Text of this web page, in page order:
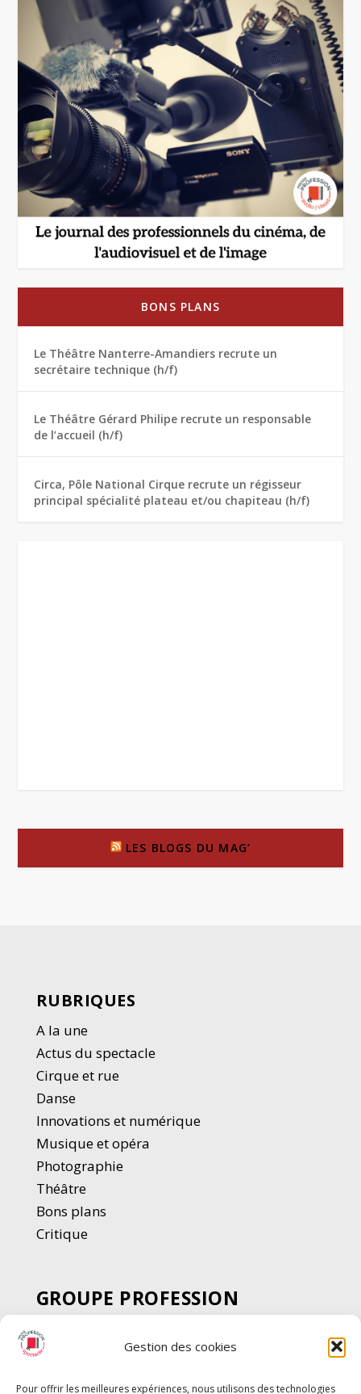
Gestion des cookies
Pour offrir les meilleures expériences, nous utilisons des technologies
BONS PLANS
Le Théâtre Nanterre-Amandiers recrute un
secrétaire technique (h/f)
Le Théâtre Gérard Philipe recrute un responsable
de l’accueil (h/f)
Circa, Pôle National Cirque recrute un régisseur
principal spécialité plateau et/ou chapiteau (h/f)
LES BLOGS DU MAG’
RUBRIQUES
A la une
Actus du spectacle
Cirque et rue
Danse
Innovations et numérique
Musique et opéra
Photographie
Théâtre
Bons plans
Critique
GROUPE PROFESSION
SPECTACLE
Chèque Intermittents